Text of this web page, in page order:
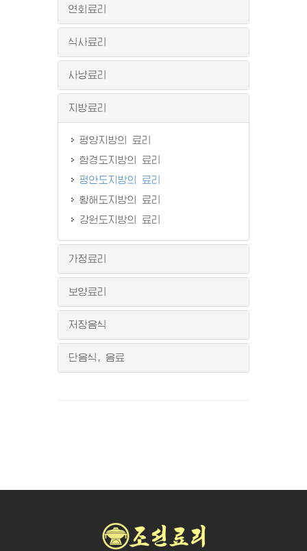
연회료리
식사료리
사냥료리
지방료리
평양지방의 료리
함경도지방의 료리
평안도지방의 료리
황해도지방의 료리
강원도지방의 료리
가정료리
보양료리
저장음식
단음식, 음료